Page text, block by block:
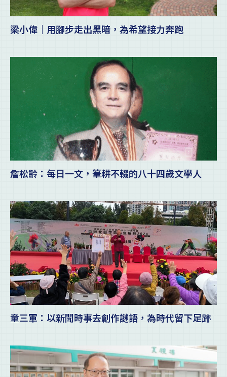
梁小偉｜用腳步走出黑暗，為希望接力奔跑
詹松齡：每日一文，筆耕不輟的八十四歲文學人
童三軍：以新聞時事去創作謎語，為時代留下足跡